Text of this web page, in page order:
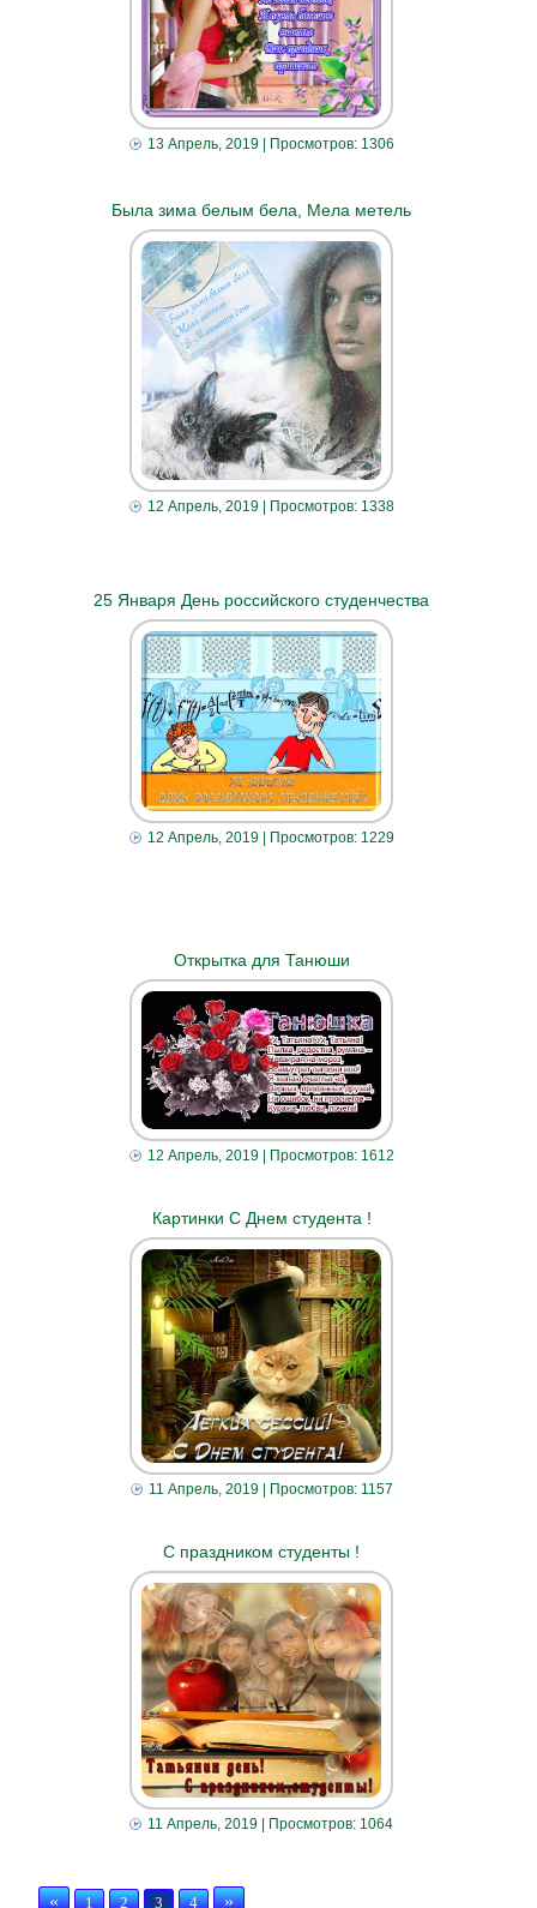
13 Апрель, 2019| Просмотров: 1306
Была зима белым бела, Мела метель
12 Апрель, 2019| Просмотров: 1338
25 Января День российского студенчества
12 Апрель, 2019| Просмотров: 1229
Открытка для Танюши
12 Апрель, 2019| Просмотров: 1612
Картинки С Днем студента !
11 Апрель, 2019| Просмотров: 1157
С праздником студенты !
11 Апрель, 2019 | Просмотров: 1064
« 1 2 3 4 »